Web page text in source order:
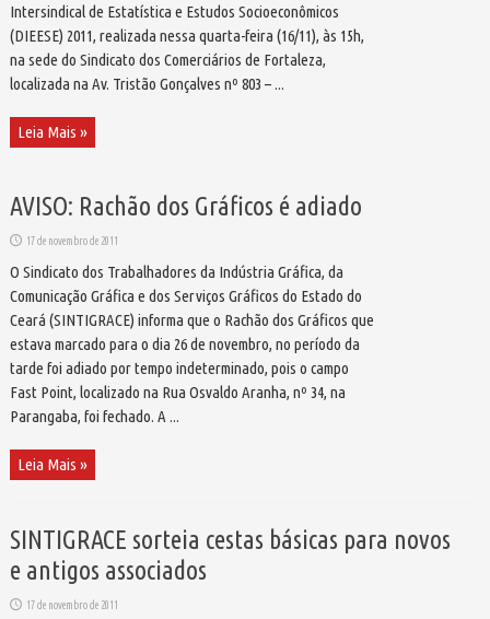
Intersindical de Estatística e Estudos Socioeconômicos
(DIEESE) 2011, realizada nessa quarta-feira (16/11), às 15h,
na sede do Sindicato dos Comerciários de Fortaleza,
localizada na Av. Tristão Gonçalves nº 803 – ...
Leia Mais »
AVISO: Rachão dos Gráficos é adiado
17 de novembro de 2011
O Sindicato dos Trabalhadores da Indústria Gráfica, da
Comunicação Gráfica e dos Serviços Gráficos do Estado do
Ceará (SINTIGRACE) informa que o Rachão dos Gráficos que
estava marcado para o dia 26 de novembro, no período da
tarde foi adiado por tempo indeterminado, pois o campo
Fast Point, localizado na Rua Osvaldo Aranha, nº 34, na
Parangaba, foi fechado. A ...
Leia Mais »
SINTIGRACE sorteia cestas básicas para novos
e antigos associados
17 de novembro de 2011